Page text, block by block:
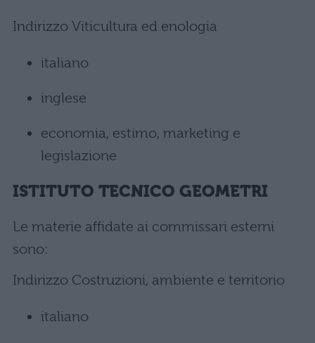
Indirizzo Viticultura ed enologia
italiano
inglese
economia, estimo, marketing e
legislazione
ISTITUTO TECNICO GEOMETRI
Le materie affidate ai commissari esterni
sono:
Indirizzo Costruzioni, ambiente e territorio
italiano